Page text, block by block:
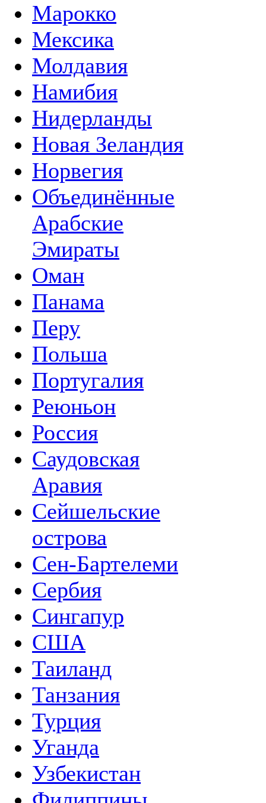
Марокко
Мексика
Молдавия
Намибия
Нидерланды
Новая Зеландия
Норвегия
Объединённые
Арабские
Эмираты
Оман
Панама
Перу
Польша
Португалия
Реюньон
Россия
Саудовская
Аравия
Сейшельские
острова
Сен-Бартелеми
Сербия
Сингапур
США
Таиланд
Танзания
Турция
Уганда
Узбекистан